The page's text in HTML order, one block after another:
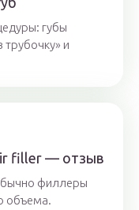
губы
и
filler — отзыв
филлеры
объема.